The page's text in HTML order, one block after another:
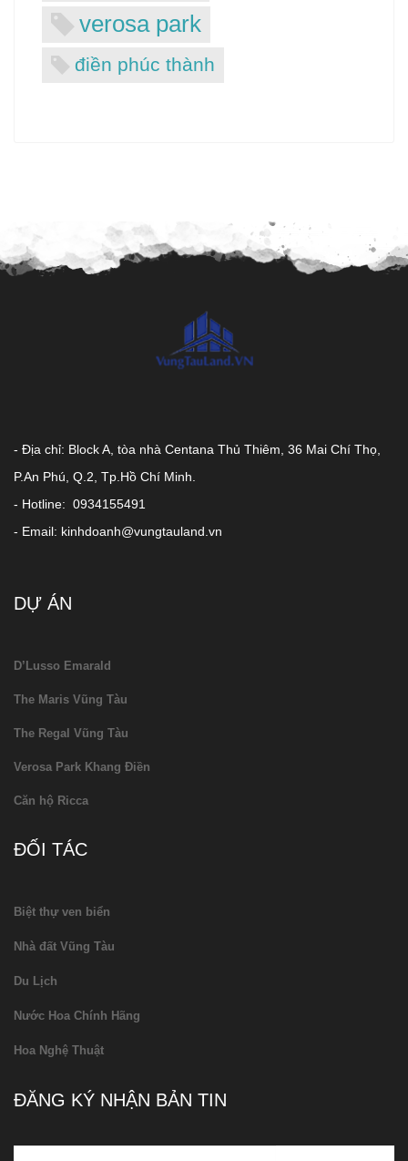
verosa park
điền phúc thành
- Địa chỉ: Block A, tòa nhà Centana Thủ Thiêm, 36 Mai Chí Thọ,
P.An Phú, Q.2, Tp.Hồ Chí Minh.
- Hotline: 0934155491
- Email: kinhdoanh@vungtauland.vn
DỰ ÁN
D’Lusso Emarald
The Maris Vũng Tàu
The Regal Vũng Tàu
Verosa Park Khang Điền
Căn hộ Ricca
ĐỐI TÁC
Biệt thự ven biển
Nhà đất Vũng Tàu
Du Lịch
Nước Hoa Chính Hãng
Hoa Nghệ Thuật
ĐĂNG KÝ NHẬN BẢN TIN